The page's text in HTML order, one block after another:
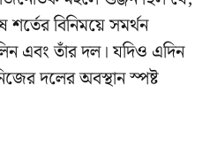
শর্তের বিনিময়ে সমর্থন
এবং তাঁর দল। যদিও এদিন
দলের অবস্থান স্পষ্ট